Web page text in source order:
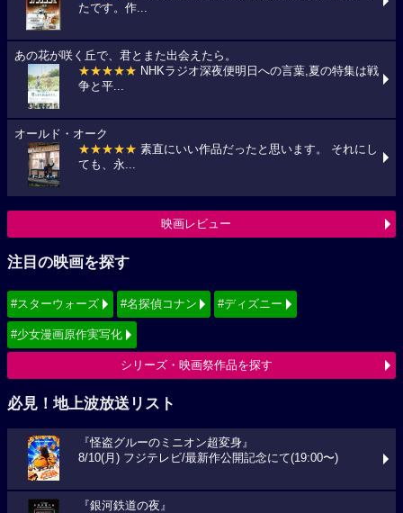
たです。作...
あの花が咲く丘で、君とまた出会えたら。
★★★★★ NHKラジオ深夜便明日への言葉,夏の特集は戦
争と平...
オールド・オーク
★★★★★ 素直にいい作品だったと思います。 それにし
ても、永...
映画レビュー
注目の映画を探す
#スターウォーズ #名探偵コナン #ディズニー
#少女漫画原作実写化
シリーズ・映画祭作品を探す
必見！地上波放送リスト
『怪盗グルーのミニオン超変身』
8/10(月) フジテレビ/最新作公開記念にて(19:00〜)
『銀河鉄道の夜』